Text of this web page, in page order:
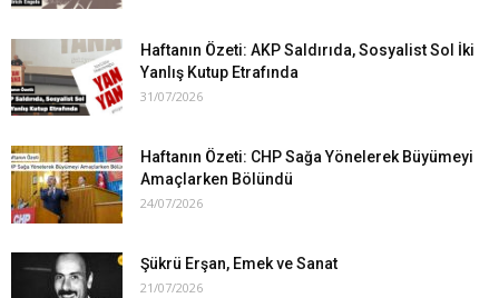
Haftanın Özeti: AKP Saldırıda, Sosyalist Sol İki
Yanlış Kutup Etrafında
31/07/2026
Haftanın Özeti: CHP Sağa Yönelerek Büyümeyi
Amaçlarken Bölündü
24/07/2026
Şükrü Erşan, Emek ve Sanat
21/07/2026